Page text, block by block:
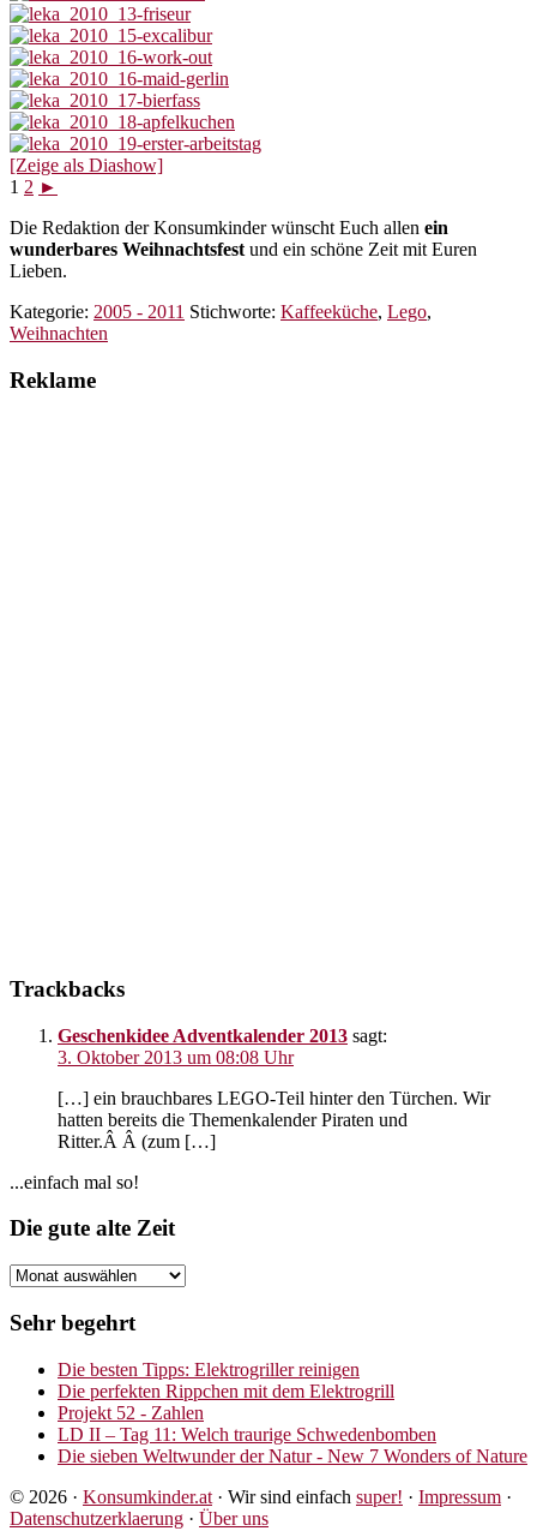
[Zeige als Diashow]
1 2 ►
Die Redaktion der Konsumkinder wünscht Euch allen ein
wunderbares Weihnachtsfest und ein schöne Zeit mit Euren
Lieben.
Kategorie: 2005 - 2011 Stichworte: Kaffeeküche, Lego,
Weihnachten
Reklame
Interaktionen
Trackbacks
Geschenkidee Adventkalender 2013 sagt:
3. Oktober 2013 um 08:08 Uhr
[…] ein brauchbares LEGO-Teil hinter den Türchen. Wir
hatten bereits die Themenkalender Piraten und
Ritter.Â Â (zum […]
Seitenspalte
...einfach mal so!
Footer
Die gute alte Zeit
Die
alte
Sehr begehrt
Die besten Tipps: Elektrogriller reinigen
Die perfekten Rippchen mit dem Elektrogrill
Projekt 52 - Zahlen
LD II – Tag 11: Welch traurige Schwedenbomben
Die sieben Weltwunder der Natur - New 7 Wonders of Nature
© 2026 · Konsumkinder.at · Wir sind einfach super! · Impressum ·
Datenschutzerklaerung · Über uns